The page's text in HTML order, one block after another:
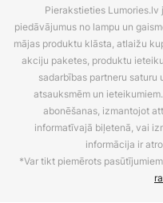
Pierakstieties
piedāvājumus no lampu un
mājas produktu klāsta, atlaižu
akciju paketes, produktu
sadarbības partneru saturu
atsauksmēm un
abonēšanas, izmantojot
informatīvajā biļetenā, vai
informācija ir
*Var tikt piemērots